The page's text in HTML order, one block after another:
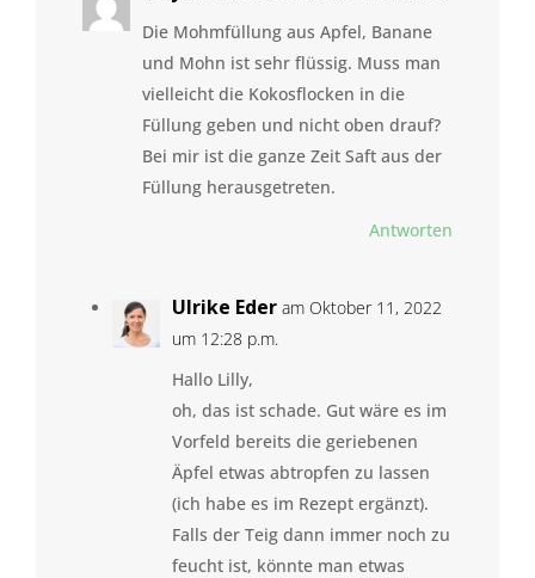
Die Mohmfüllung aus Apfel, Banane
und Mohn ist sehr flüssig. Muss man
vielleicht die Kokosflocken in die
Füllung geben und nicht oben drauf?
Bei mir ist die ganze Zeit Saft aus der
Füllung herausgetreten.
Antworten
Ulrike Eder am Oktober 11, 2022
um 12:28 p.m.
Hallo Lilly,
oh, das ist schade. Gut wäre es im
Vorfeld bereits die geriebenen
Äpfel etwas abtropfen zu lassen
(ich habe es im Rezept ergänzt).
Falls der Teig dann immer noch zu
feucht ist, könnte man etwas